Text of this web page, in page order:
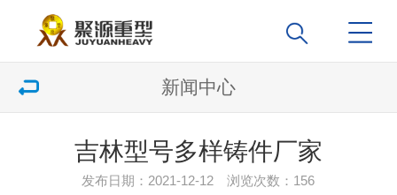
新闻中心
吉林型号多样铸件厂家
发布日期：2021-12-12 浏览次数： 156